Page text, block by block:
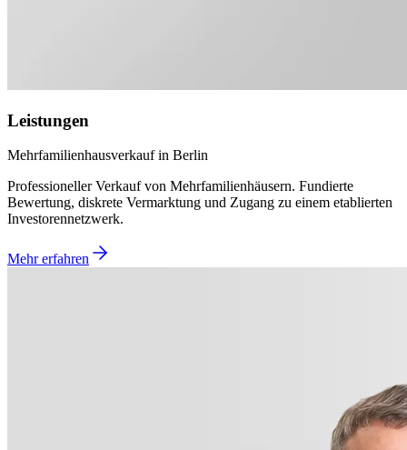
Leistungen
Mehrfamilienhausverkauf in Berlin
Professioneller Verkauf von Mehrfamilienhäusern. Fundierte
Bewertung, diskrete Vermarktung und Zugang zu einem etablierten
Investorennetzwerk.
Mehr erfahren